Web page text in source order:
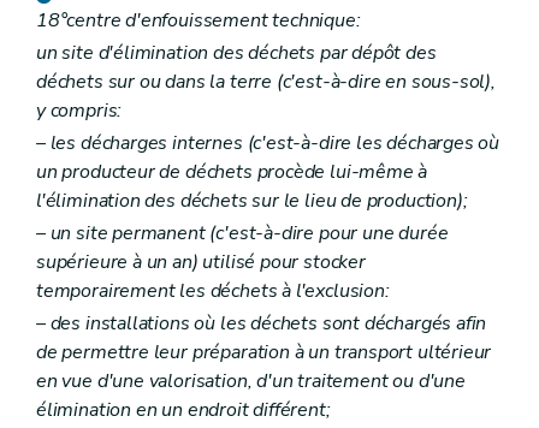
Art. 67
Art. 68
Art. 69
Art. 70
Art. 71
Art. 72
Art. 73
Art. 74
Art. 75
Art. 76
Chapitre XIII Dispositions transitoires
Art. 66
Art. 67
Art. 68
Art. 69
Art. 70
Art. 71
Art. 72
18°centre d'enfouissement technique:
un site d'élimination des déchets par dépôt des
déchets sur ou dans la terre (c'est-à-dire en sous-sol),
y compris:
– les décharges internes (c'est-à-dire les décharges où
un producteur de déchets procède lui-même à
l'élimination des déchets sur le lieu de production);
– un site permanent (c'est-à-dire pour une durée
supérieure à un an) utilisé pour stocker
temporairement les déchets à l'exclusion:
– des installations où les déchets sont déchargés afin
de permettre leur préparation à un transport ultérieur
en vue d'une valorisation, d'un traitement ou d'une
élimination en un endroit différent;